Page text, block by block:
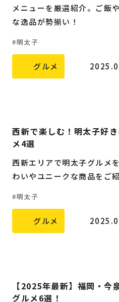
メニューを厳選紹介。ご飯
な逸品が勢揃い！
明太子
グルメ
西新で楽しむ！明太子好
メ4選
西新エリアで明太子グルメ
わいやユニークな商品をご
明太子
グルメ
【2025年最新】福岡・今
グルメ6選！